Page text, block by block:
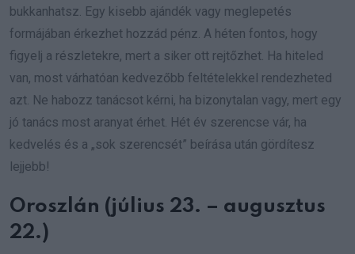
bukkanhatsz. Egy kisebb ajándék vagy meglepetés
formájában érkezhet hozzád pénz. A héten fontos, hogy
figyelj a részletekre, mert a siker ott rejtőzhet. Ha hiteled
van, most várhatóan kedvezőbb feltételekkel rendezheted
azt. Ne habozz tanácsot kérni, ha bizonytalan vagy, mert egy
jó tanács most aranyat érhet. Hét év szerencse vár, ha
kedvelés és a „sok szerencsét” beírása után gördítesz
lejjebb!
Oroszlán (július 23. – augusztus
22.)